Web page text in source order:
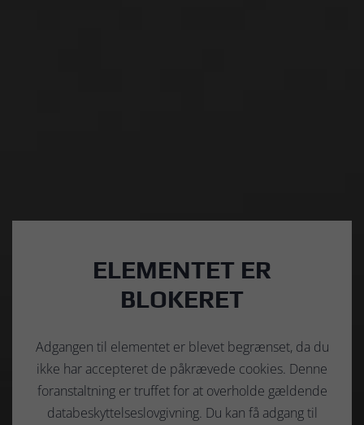
ELEMENTET ER
BLOKERET
Adgangen til elementet er blevet begrænset, da du
ikke har accepteret de påkrævede cookies. Denne
foranstaltning er truffet for at overholde gældende
databeskyttelseslovgivning. Du kan få adgang til